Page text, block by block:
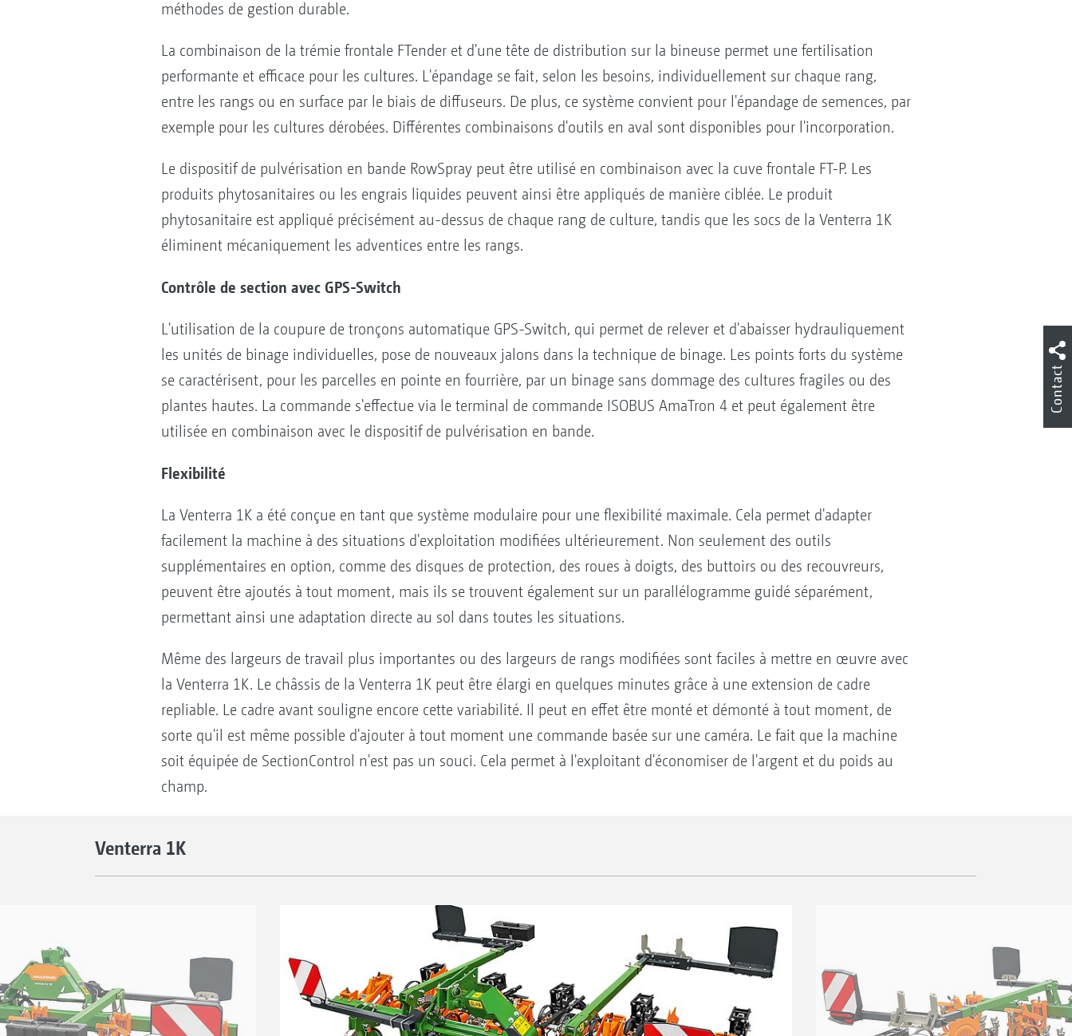
méthodes de gestion durable.
La combinaison de la trémie frontale FTender et d'une tête de distribution sur la bineuse permet une fertilisation
performante et efficace pour les cultures. L'épandage se fait, selon les besoins, individuellement sur chaque rang,
entre les rangs ou en surface par le biais de diffuseurs. De plus, ce système convient pour l'épandage de semences, par
exemple pour les cultures dérobées. Différentes combinaisons d'outils en aval sont disponibles pour l'incorporation.
Le dispositif de pulvérisation en bande RowSpray peut être utilisé en combinaison avec la cuve frontale FT-P. Les
produits phytosanitaires ou les engrais liquides peuvent ainsi être appliqués de manière ciblée. Le produit
phytosanitaire est appliqué précisément au-dessus de chaque rang de culture, tandis que les socs de la Venterra 1K
éliminent mécaniquement les adventices entre les rangs.
Contrôle de section avec GPS-Switch
L'utilisation de la coupure de tronçons automatique GPS-Switch, qui permet de relever et d'abaisser hydrauliquement
les unités de binage individuelles, pose de nouveaux jalons dans la technique de binage. Les points forts du système
se caractérisent, pour les parcelles en pointe en fourrière, par un binage sans dommage des cultures fragiles ou des
plantes hautes. La commande s'effectue via le terminal de commande ISOBUS AmaTron 4 et peut également être
utilisée en combinaison avec le dispositif de pulvérisation en bande.
Flexibilité
La Venterra 1K a été conçue en tant que système modulaire pour une flexibilité maximale. Cela permet d'adapter
facilement la machine à des situations d'exploitation modifiées ultérieurement. Non seulement des outils
supplémentaires en option, comme des disques de protection, des roues à doigts, des buttoirs ou des recouvreurs,
peuvent être ajoutés à tout moment, mais ils se trouvent également sur un parallélogramme guidé séparément,
permettant ainsi une adaptation directe au sol dans toutes les situations.
Même des largeurs de travail plus importantes ou des largeurs de rangs modifiées sont faciles à mettre en œuvre avec
la Venterra 1K. Le châssis de la Venterra 1K peut être élargi en quelques minutes grâce à une extension de cadre
repliable. Le cadre avant souligne encore cette variabilité. Il peut en effet être monté et démonté à tout moment, de
sorte qu'il est même possible d'ajouter à tout moment une commande basée sur une caméra. Le fait que la machine
soit équipée de SectionControl n'est pas un souci. Cela permet à l'exploitant d'économiser de l'argent et du poids au
champ.
Venterra 1K
Contact